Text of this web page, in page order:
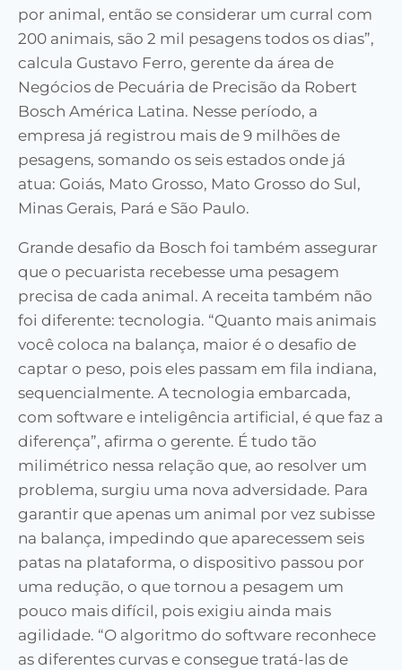
por animal, então se considerar um curral com
200 animais, são 2 mil pesagens todos os dias”,
calcula Gustavo Ferro, gerente da área de
Negócios de Pecuária de Precisão da Robert
Bosch América Latina. Nesse período, a
empresa já registrou mais de 9 milhões de
pesagens, somando os seis estados onde já
atua: Goiás, Mato Grosso, Mato Grosso do Sul,
Minas Gerais, Pará e São Paulo.
Grande desafio da Bosch foi também assegurar
que o pecuarista recebesse uma pesagem
precisa de cada animal. A receita também não
foi diferente: tecnologia. “Quanto mais animais
você coloca na balança, maior é o desafio de
captar o peso, pois eles passam em fila indiana,
sequencialmente. A tecnologia embarcada,
com software e inteligência artificial, é que faz a
diferença”, afirma o gerente. É tudo tão
milimétrico nessa relação que, ao resolver um
problema, surgiu uma nova adversidade. Para
garantir que apenas um animal por vez subisse
na balança, impedindo que aparecessem seis
patas na plataforma, o dispositivo passou por
uma redução, o que tornou a pesagem um
pouco mais difícil, pois exigiu ainda mais
agilidade. “O algoritmo do software reconhece
as diferentes curvas e consegue tratá-las de